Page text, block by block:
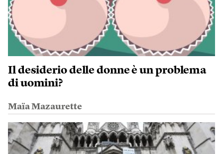
Il desiderio delle donne è un problema
di uomini?
Maïa Mazaurette